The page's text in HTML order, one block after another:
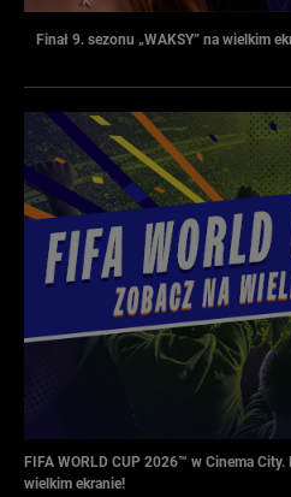
Finał 9. sezonu „WAKSY” na wielkim
FIFA WORLD CUP 2026™ w Cinema
wielkim ekranie!